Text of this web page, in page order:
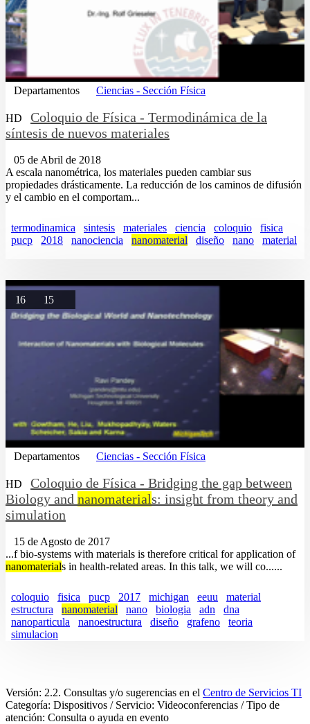
Departamentos Ciencias - Sección Física
HD
Coloquio de Física - Termodinámica de la
síntesis de nuevos materiales
05 de Abril de 2018
A escala nanométrica, los materiales pueden cambiar sus
propiedades drásticamente. La reducción de los caminos de difusión
y el cambio en el comportam...
termodinamica sintesis materiales ciencia coloquio
fisica
pucp
2018 nanociencia nanomaterial diseño nano material
16 15
Departamentos Ciencias - Sección Física
HD
Coloquio de Física - Bridging the gap between
Biology and nanomaterials: insight from theory and
simulation
15 de Agosto de 2017
...f bio-systems with materials is therefore critical for application of
nanomaterials in health-related areas. In this talk, we will co......
coloquio fisica pucp 2017 michigan eeuu
material
estructura
nanomaterial nano biologia adn
dna
nanoparticula
nanoestructura diseño grafeno
teoria
simulacion
Versión: 2.2. Consultas y/o sugerencias en el Centro de Servicios TI
Categoría: Dispositivos / Servicio: Videoconferencias / Tipo de
atención: Consulta o ayuda en evento